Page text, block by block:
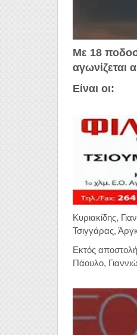
Με 18
αγωνίζεται
Είναι οι:
Κυριακίδης,
Τσιγγάρας,
Εκτός
Πάουλο,